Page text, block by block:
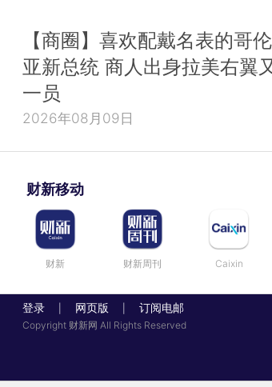
【商圈】喜欢配戴名表的哥
亚新总统 商人出身拉美右翼又
一员
2026年08月09日
财新移动
财新 财新周刊 Caixin
登录 网页版 订阅电邮
Copyright 财新网 All Rights Reserved